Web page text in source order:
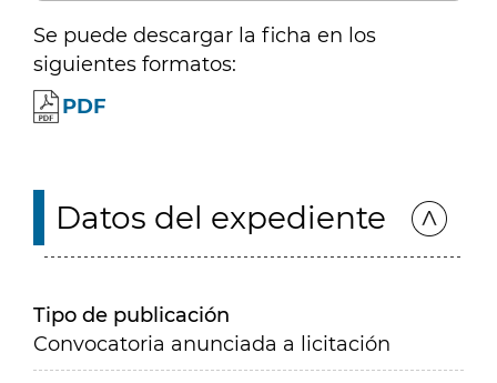
Se puede descargar la ficha en los
siguientes formatos:
PDF
Datos del expediente
Tipo de publicación
Convocatoria anunciada a licitación